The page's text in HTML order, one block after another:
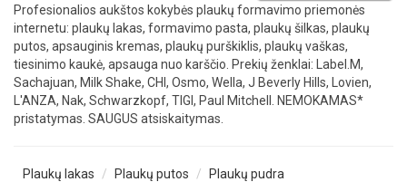
Profesionalios aukštos kokybės plaukų formavimo priemonės
internetu: plaukų lakas, formavimo pasta, plaukų šilkas, plaukų
putos, apsauginis kremas, plaukų purškiklis, plaukų vaškas,
tiesinimo kaukė, apsauga nuo karščio. Prekių ženklai: Label.M,
Sachajuan, Milk Shake, CHI, Osmo, Wella, J Beverly Hills, Lovien,
L'ANZA, Nak, Schwarzkopf, TIGI, Paul Mitchell. NEMOKAMAS*
pristatymas. SAUGUS atsiskaitymas.
Plaukų lakas Plaukų putos
Plaukų pudra